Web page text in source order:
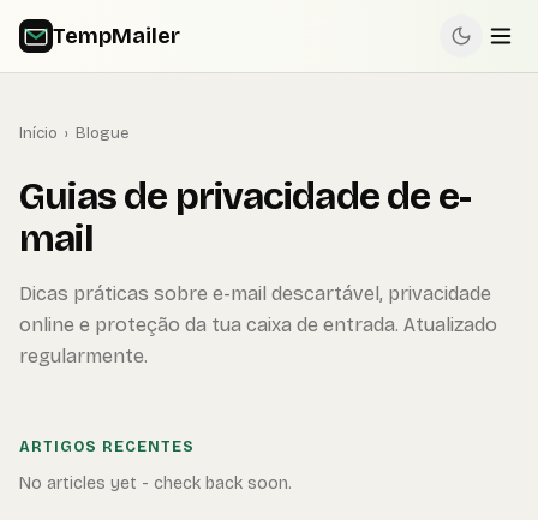
TempMailer
Início › Blogue
Guias de privacidade de e-
mail
Dicas práticas sobre e-mail descartável, privacidade
online e proteção da tua caixa de entrada. Atualizado
regularmente.
ARTIGOS RECENTES
No articles yet - check back soon.